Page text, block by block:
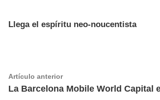
Llega el espíritu neo-noucentista
Navegación
de
Artículo anteriorArtículo
anterior:
La Barcelona Mobile World Capital